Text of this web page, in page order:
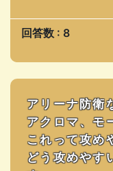
回答数 : 8
アリーナ防衛
アクロマ、モ
これって攻め
どう攻めやす